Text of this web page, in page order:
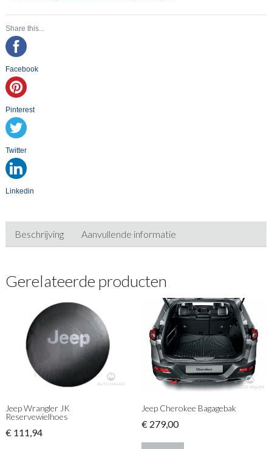
Share this...
Facebook
Pinterest
Twitter
Linkedin
Beschrijving Aanvullende informatie
Gerelateerde producten
Jeep Wrangler JK
Reservewielhoes
€111,94
Jeep Cherokee Bagagebak
€279,00